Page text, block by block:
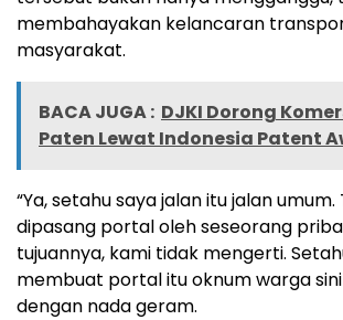
membahayakan kelancaran
masyarakat.
BACA JUGA : DJKI Dorong
Paten Lewat Indonesia Patent
“Ya, setahu saya jalan itu jalan
dipasang portal oleh seseorang
tujuannya, kami tidak mengerti.
membuat portal itu oknum warga
dengan nada geram.